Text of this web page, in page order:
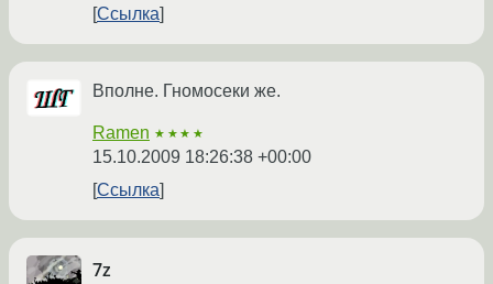
Ссылка
Вполне. Гномосеки же.
Ramen ★★★★
15.10.2009 18:26:38 +00:00
Ссылка
7z